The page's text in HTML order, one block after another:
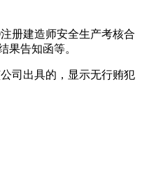
册建造师安全生产考核合
告知函等。
司出具的，显示无行贿犯